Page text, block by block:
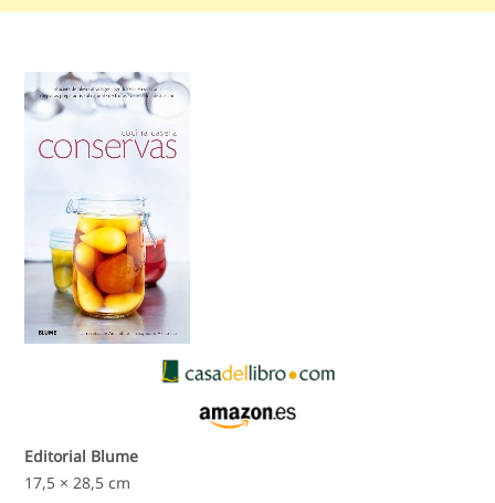
Editorial Blume
17,5 × 28,5 cm